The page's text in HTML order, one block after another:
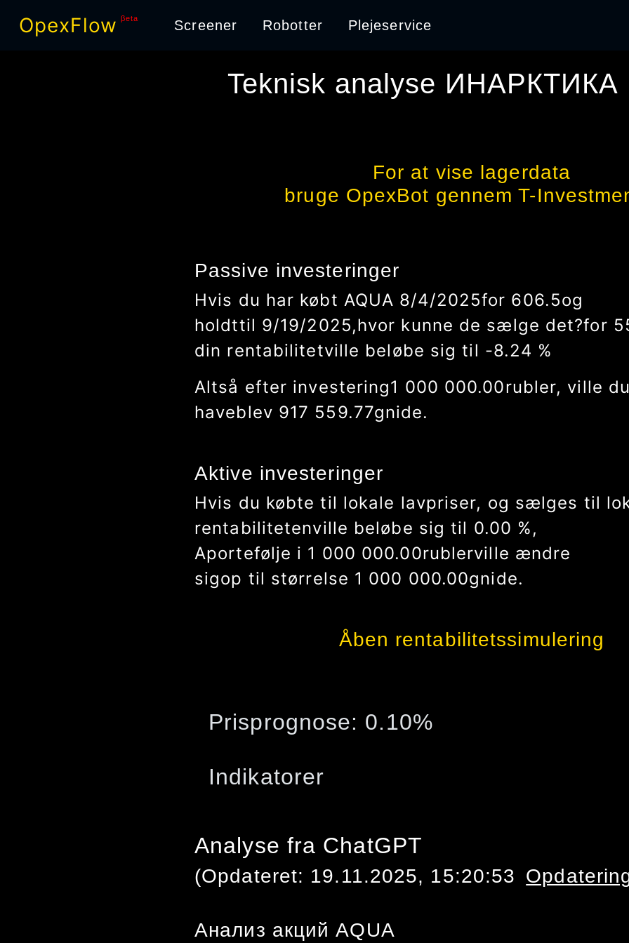
OpexFlow βeta Screener Robotter Plejeservice
Teknisk analyse ИНАРКТИКА
For at vise lagerdata
bruge OpexBot gennem T-
Passive investeringer
Hvis du har købt AQUA 8/4/2025for 606.5og
holdttil 9/28/2025,hvor kunne de sælge det?for
din rentabilitetville beløbe sig til -9.07 %
Altså efter investering1 000 000.00rubler, ville
haveblev 909 315.75gnide.
Aktive investeringer
Hvis du købte til lokale lavpriser, og sælges til
rentabilitetenville beløbe sig til 0.00 %,
Aportefølje i 1 000 000.00rublerville ændre
sigop til størrelse 1 000 000.00gnide.
Åben rentabilitetssimulering
Prisprognose: 0.10%
Indikatorer
Analyse fra ChatGPT
(Opdateret: 19.11.2025, 15:20:53
Анализ акций AQUA